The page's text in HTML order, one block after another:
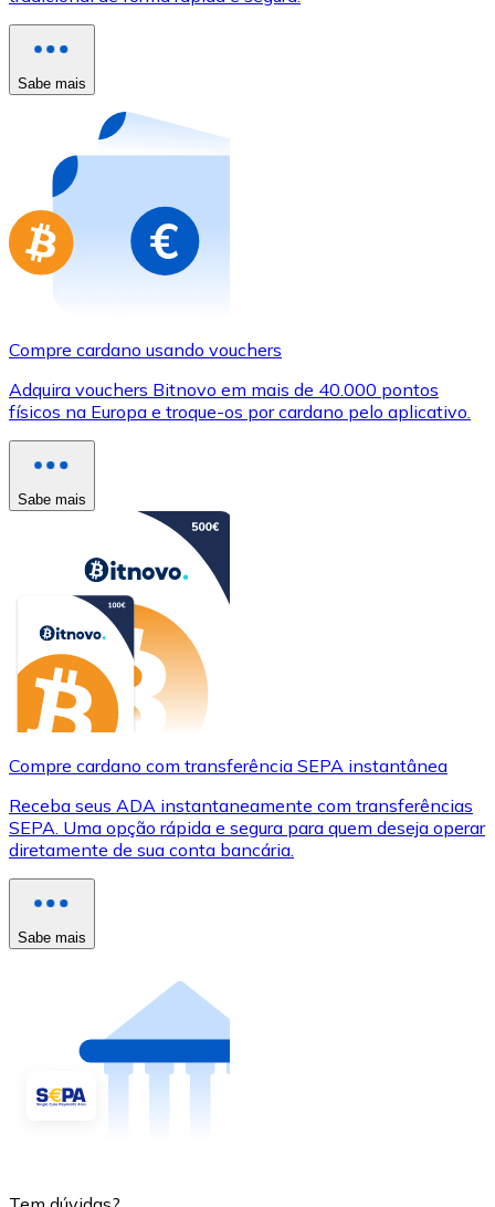
Comprar com cartão
Compre cartões-presente das suas marcas favoritas
Ir para a loja de cartões-presente
Sabe mais
Compre cardano usando vouchers
Adquira vouchers Bitnovo em mais de 40.000 pontos
físicos na Europa e troque-os por cardano pelo aplicativo.
Sabe mais
Compre cardano com transferência SEPA instantânea
Receba seus ADA instantaneamente com transferências
SEPA. Uma opção rápida e segura para quem deseja operar
diretamente de sua conta bancária.
Sabe mais